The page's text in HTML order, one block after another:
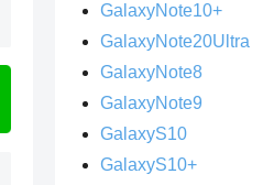
GalaxyNote10+
GalaxyNote20Ultra
GalaxyNote8
GalaxyNote9
GalaxyS10
GalaxyS10+